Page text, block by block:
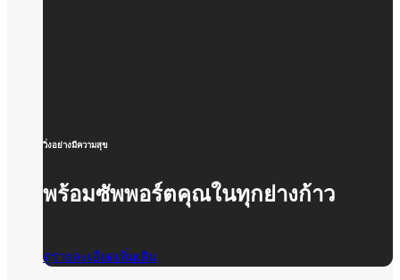
วิ่งอย่างมีความสุข
พร้อมซัพพอร์ตคุณในทุกย่างก้าว
ดูรายละเอียดเพิ่มเติม